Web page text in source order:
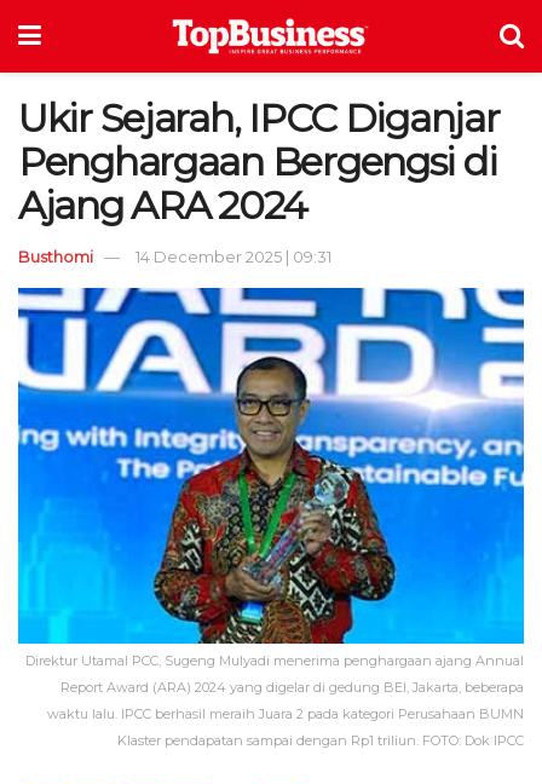
Ukir Sejarah, IPCC Diganjar
Penghargaan Bergengsi di
Ajang ARA 2024
Busthomi 14 December 2025 | 09:31
Direktur UtamaI PCC, Sugeng Mulyadi menerima penghargaan ajang Annual
Report Award (ARA) 2024 yang digelar di gedung BEI, Jakarta, beberapa
waktu lalu. IPCC berhasil meraih Juara 2 pada kategori Perusahaan BUMN
Klaster pendapatan sampai dengan Rp1 triliun. FOTO: Dok IPCC